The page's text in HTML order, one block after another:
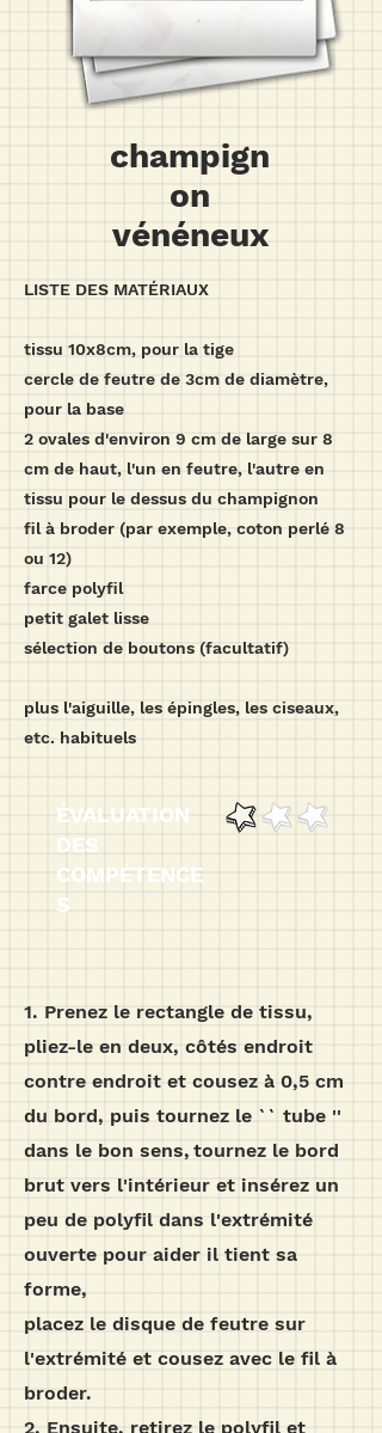
champign
on
vénéneux
LISTE DES MATÉRIAUX
tissu 10x8cm, pour la tige
cercle de feutre de 3cm de diamètre,
pour la base
2 ovales d'environ 9 cm de large sur 8
cm de haut, l'un en feutre, l'autre en
tissu pour le dessus du champignon
fil à broder (par exemple, coton perlé 8
ou 12)
farce polyfil
petit galet lisse
sélection de boutons (facultatif)
plus l'aiguille, les épingles, les ciseaux,
etc. habituels
1. Prenez le rectangle de tissu,
pliez-le en deux, côtés endroit
contre endroit et cousez à 0,5 cm
du bord, puis tournez le `` tube ''
dans le bon sens, tournez le bord
brut vers l'intérieur et insérez un
peu de polyfil dans l'extrémité
ouverte pour aider il tient sa
forme,
placez le disque de feutre sur
l'extrémité et cousez avec le fil à
broder.
2. Ensuite, retirez le polyfil et
ÉVALUATION
DES
COMPÉTENCE
S